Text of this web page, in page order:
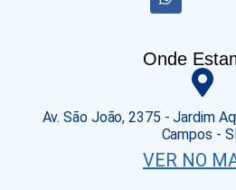
Onde
Av. São João, 2375 - Jardim
Campos -
VER NO